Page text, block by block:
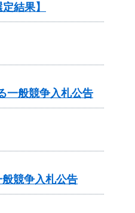
結果】
一般競争入札公告
競争入札公告